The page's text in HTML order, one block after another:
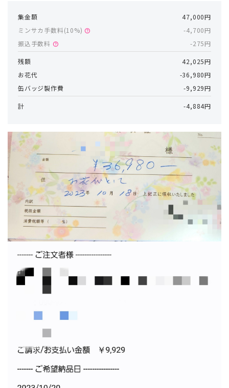
集金額
47,000円
ミンサカ手数料(10%) help
-4,700円
振込手数料 help -275円
残額
42,025円
お花代
-36,980円
缶バッジ製作費
-9,929円
計 -4,884円